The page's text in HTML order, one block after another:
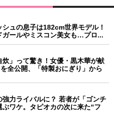
シュの息子は182cm世界モデル！
ガールやミスコン美女も…プロ...
炊」って驚き！女優・黒木華が献
全公開、「特製おにぎり」から
強力ライバルに？ 若者が「ゴンチ
ぶワケ。タピオカの次に来た“フ